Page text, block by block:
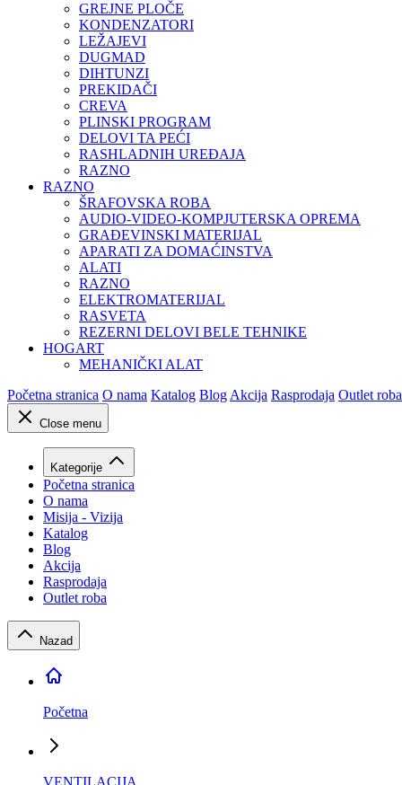
GREJNE PLOČE
KONDENZATORI
LEŽAJEVI
DUGMAD
DIHTUNZI
PREKIDAČI
CREVA
PLINSKI PROGRAM
DELOVI TA PEĆI
RASHLADNIH UREĐAJA
RAZNO
RAZNO
ŠRAFOVSKA ROBA
AUDIO-VIDEO-KOMPJUTERSKA OPREMA
GRAĐEVINSKI MATERIJAL
APARATI ZA DOMAĆINSTVA
ALATI
RAZNO
ELEKTROMATERIJAL
RASVETA
REZERNI DELOVI BELE TEHNIKE
HOGART
MEHANIČKI ALAT
Početna stranica O nama Katalog Blog Akcija Rasprodaja Outlet roba
Close menu
Kategorije
Početna stranica
O nama
Misija - Vizija
Katalog
Blog
Akcija
Rasprodaja
Outlet roba
Nazad
Početna